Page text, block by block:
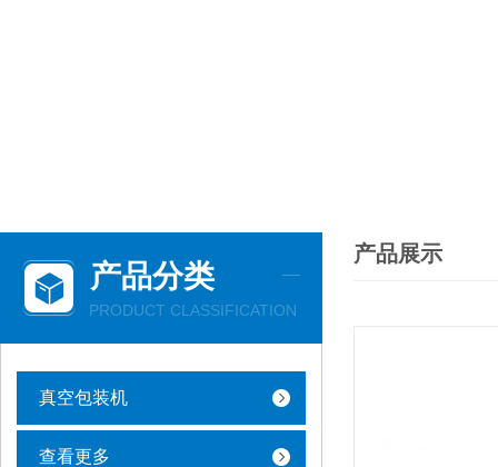
产品分类
PRODUCT CLASSIFICATION
真空包装机
查看更多
产品展示